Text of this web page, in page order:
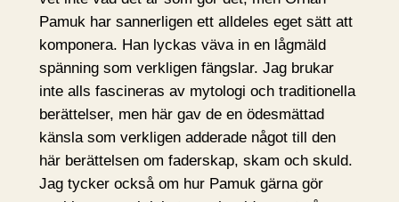
Pamuk har sannerligen ett alldeles eget sätt att
komponera. Han lyckas väva in en lågmäld
spänning som verkligen fängslar. Jag brukar
inte alls fascineras av mytologi och traditionella
berättelser, men här gav de en ödesmättad
känsla som verkligen adderade något till den
här berättelsen om faderskap, skam och skuld.
Jag tycker också om hur Pamuk gärna gör